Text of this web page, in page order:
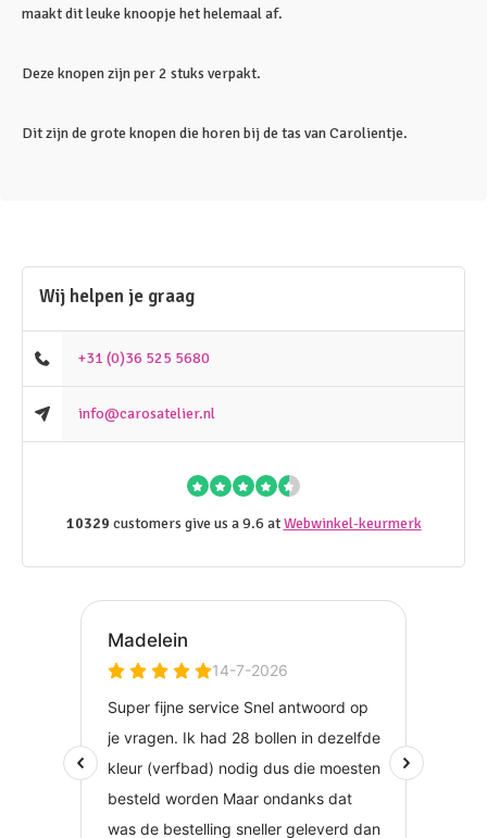
maakt dit leuke knoopje het helemaal af.
Deze knopen zijn per 2 stuks verpakt.
Dit zijn de grote knopen die horen bij de tas van Carolientje.
Wij helpen je graag
+31 (0)36 525 5680
info@carosatelier.nl
10329 customers give us a 9.6 atWebwinkel-keurmerk